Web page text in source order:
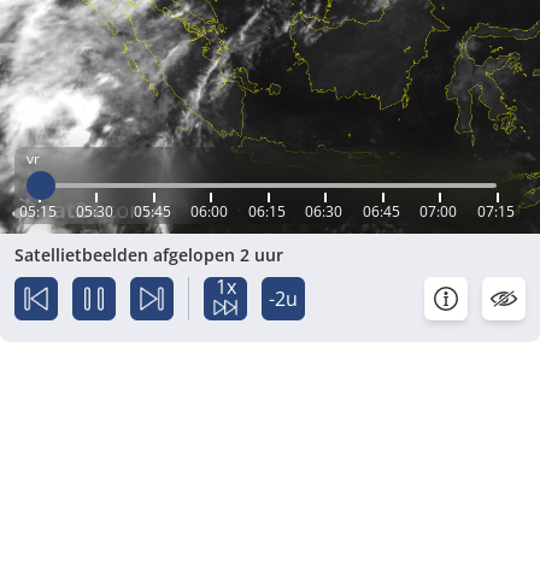
vr
05:15 05:30 05:45 06:00 06:15 06:30 06:45 07:00 07:15
Satellietbeelden afgelopen 2 uur
1x -2u